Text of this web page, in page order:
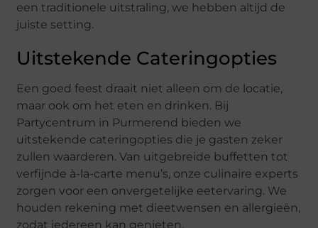
een traditionele uitstraling, we hebben altijd de
juiste setting.
Uitstekende Cateringopties
Een goed feest draait niet alleen om de locatie,
maar ook om het eten en drinken. Bij
Partycentrum in Purmerend bieden we
uitstekende cateringopties die je gasten zeker
zullen waarderen. Van uitgebreide buffetten tot
verfijnde à-la-carte menu’s, onze culinaire experts
zorgen voor een onvergetelijke eetervaring. We
houden rekening met dieetwensen en allergieën,
zodat iedereen kan genieten.